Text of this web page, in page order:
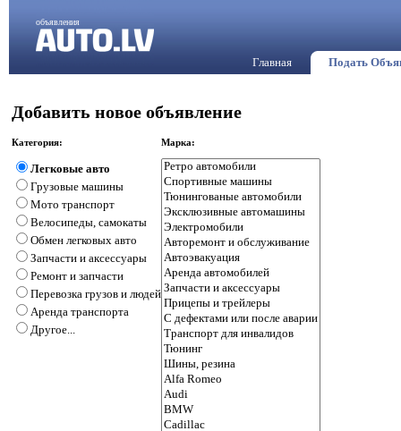
объявления
Главная Подать
Добавить новое объявление
Категория:
Легковые авто
Грузовые машины
Мото транспорт
Велосипеды, самокаты
Обмен легковых авто
Запчасти и аксессуары
Ремонт и запчасти
Перевозка грузов и людей
Аренда транспорта
Другое...
Марка: